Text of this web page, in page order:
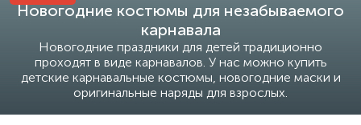
Новогодние костюмы для незабываемого
карнавала
Новогодние праздники для детей традиционно
проходят в виде карнавалов. У нас можно купить
детские карнавальные костюмы, новогодние маски и
оригинальные наряды для взрослых.